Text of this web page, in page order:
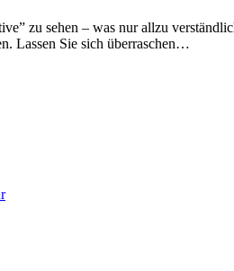
zu sehen – was nur allzu
Lassen Sie sich überraschen…